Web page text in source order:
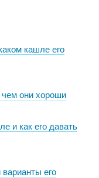
кашле его
они хороши
и как его давать
его